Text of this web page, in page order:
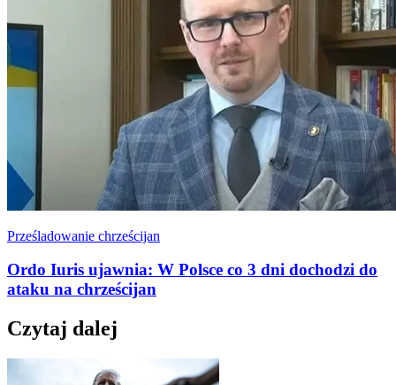
Prześladowanie chrześcijan
Ordo Iuris ujawnia: W Polsce co 3 dni dochodzi do
ataku na chrześcijan
Czytaj dalej